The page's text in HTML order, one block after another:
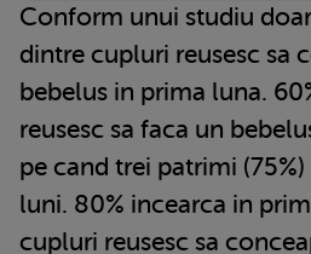
Conform unui studiu
dintre cupluri reusesc sa
bebelus in prima luna.
reusesc sa faca un
pe cand trei patrimi
luni. 80% incearca in
cupluri reusesc sa